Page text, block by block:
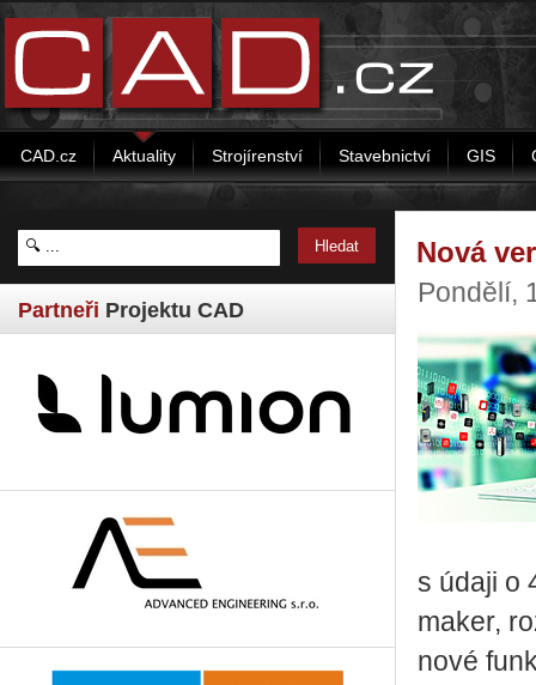
CAD.cz Aktuality Strojírenství Stavebnictví GIS
Partneři Projektu CAD
Nová
Pondělí,
s údaji o
maker,
nové